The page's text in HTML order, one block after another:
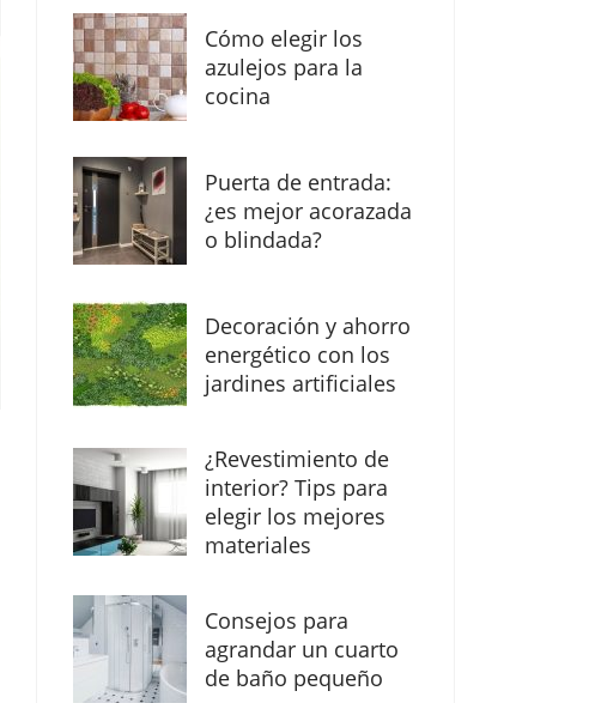
Cómo elegir los
azulejos para la
cocina
Puerta de entrada:
¿es mejor acorazada
o blindada?
Decoración y ahorro
energético con los
jardines artificiales
¿Revestimiento de
interior? Tips para
elegir los mejores
materiales
Consejos para
agrandar un cuarto
de baño pequeño